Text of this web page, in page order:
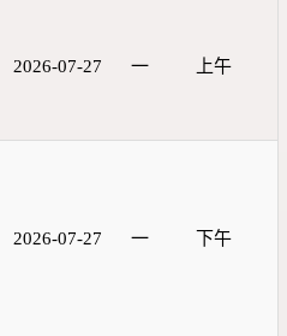
2026-07-27 一 上午
2026-07-27 一 下午